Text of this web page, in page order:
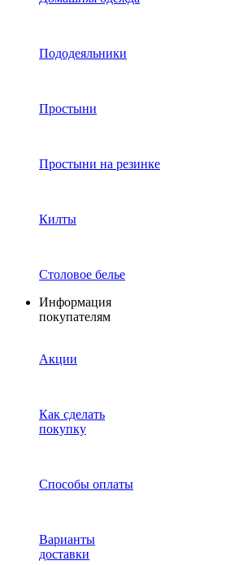
Пододеяльники
Простыни
Простыни на резинке
Килты
Столовое белье
Информация
покупателям
Акции
Как сделать
покупку
Способы оплаты
Варианты
доставки